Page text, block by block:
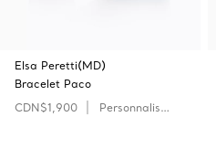
Elsa Peretti(MD)
Bracelet Paco
CDN$1,900
Personnaliser